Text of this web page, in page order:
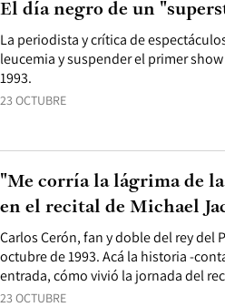
23 OCTUBRE
La periodista y crítica de
leucemia y suspender el primer
1993.
El día negro de un
23 OCTUBRE
Carlos Cerón, fan y doble del rey del
octubre de 1993. Acá la historia -
entrada, cómo vivió la jornada del
"Me corría la lágrima de
en el recital de Michael